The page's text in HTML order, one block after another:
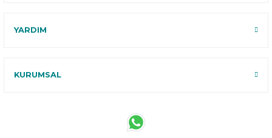
YARDIM
KURUMSAL